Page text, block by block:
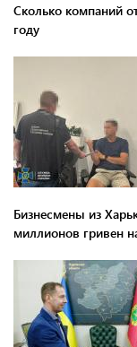
Сколько компаний
году
Бизнесмены из
миллионов гривен